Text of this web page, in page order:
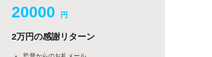
20000 円
2万円の感謝リターン